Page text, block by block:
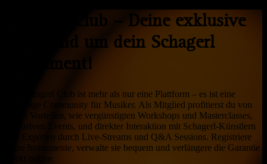
Schagerl Club – Deine exklusive
Welt rund um dein Schagerl
Instrument!
Der Schagerl Club ist mehr als nur eine Plattform – es ist eine
lebendige Community für Musiker. Als Mitglied profitierst du von
vielen Vorteilen, wie vergünstigten Workshops und Masterclasses,
exklusiven Events, und direkter Interaktion mit Schagerl-Künstlern
und Experten durch Live-Streams und Q&A Sessions. Registriere
deine Instrumente, verwalte sie bequem und verlängere die Garantie
direkt online.